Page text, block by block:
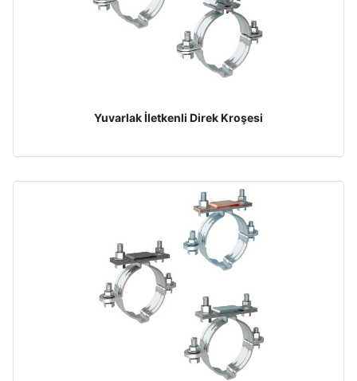
Yuvarlak İletkenli Direk Kroşesi